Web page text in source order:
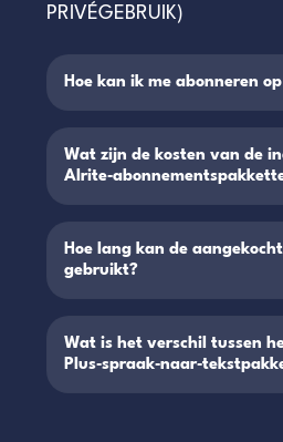
PRIVÉGEBRUIK)
Hoe kan ik me abonneren
Wat zijn de kosten van de
Hoe lang kan de
gebruikt?
Wat is het verschil tussen